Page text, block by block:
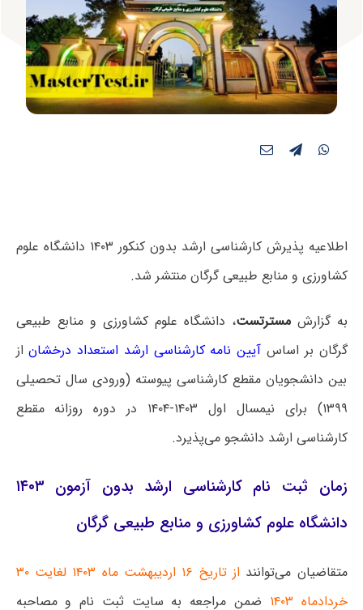
اطلاعیه پذیرش کارشناسی ارشد بدون کنکور ۱۴۰۳ دانشگاه علوم
کشاورزی و منابع طبیعی گرگان منتشر شد.
به گزارشمسترتست، دانشگاه علوم کشاورزی و منابع طبیعی
گرگان بر اساس آیین نامه کارشناسی ارشد استعداد درخشاناز
بین دانشجویان مقطع کارشناسی پیوسته (ورودی سال تحصیلی
۱۳۹۹) برای نیمسال اول ۱۴۰۳-۱۴۰۴ در دوره روزانه مقطع
کارشناسی ارشد دانشجو می‌پذیرد.
زمان ثبت نام کارشناسی ارشد بدون آزمون ۱۴۰۳
دانشگاه علوم کشاورزی و منابع طبیعی گرگان
متقاضیان می‌توانند
از تاریخ ۱۶ اردیبهشت ماه ۱۴۰۳ لغایت ۳۰
خردادماه ۱۴۰۳
ضمن مراجعه به سایت ثبت نام و مصاحبه